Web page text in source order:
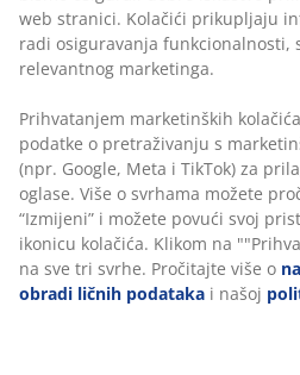
Garancija cijene
30 dana garancije cijene za sve
Fleksibilne opcije dostave
Brza i jednostavna dostava po
Pletena saksija pletenog
poliratana. Ova lagana saksija
pogodna je za baštu ili balkon.
vode se lako može napraviti za
web stranici. Kolačići prikupljaju
radi osiguravanja funkcionalnosti,
relevantnog marketinga.
Prihvatanjem marketinških
podatke o pretraživanju s
(npr. Google, Meta i TikTok) za
oglase. Više o svrhama možete
“Izmijeni” i možete povući svoj
ikonicu kolačića. Klikom na
na sve tri svrhe. Pročitajte više o
obradi ličnih podataka i našoj